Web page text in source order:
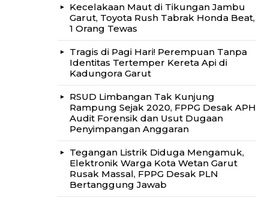
Kecelakaan Maut di Tikungan Jambu
Garut, Toyota Rush Tabrak Honda Beat,
1 Orang Tewas
Tragis di Pagi Hari! Perempuan Tanpa
Identitas Tertemper Kereta Api di
Kadungora Garut
RSUD Limbangan Tak Kunjung
Rampung Sejak 2020, FPPG Desak APH
Audit Forensik dan Usut Dugaan
Penyimpangan Anggaran
Tegangan Listrik Diduga Mengamuk,
Elektronik Warga Kota Wetan Garut
Rusak Massal, FPPG Desak PLN
Bertanggung Jawab